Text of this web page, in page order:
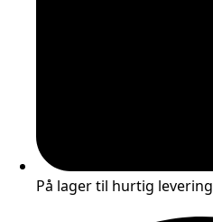
På lager til hurtig levering